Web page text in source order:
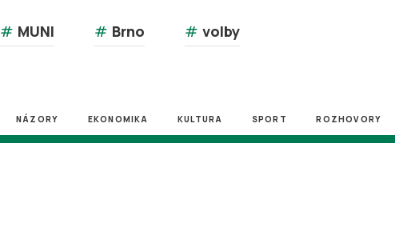
# MUNI # Brno # volby
NÁZORY EKONOMIKA KULTURA SPORT ROZHOVORY